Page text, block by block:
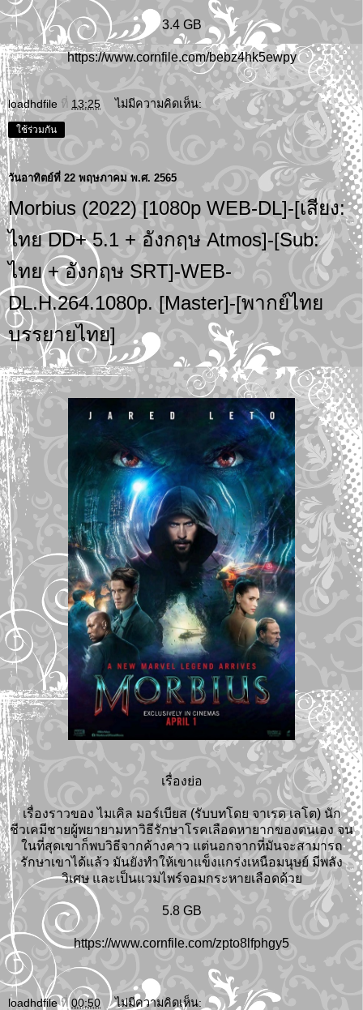
3.4 GB
https://www.cornfile.com/bebz4hk5ewpy
loadhdfile ที่ 13:25 ไม่มีความคิดเห็น:
ใช้ร่วมกัน
วันอาทิตย์ที่ 22 พฤษภาคม พ.ศ. 2565
Morbius (2022) [1080p WEB-DL]-[เสียง:
ไทย DD+ 5.1 + อังกฤษ Atmos]-[Sub:
ไทย + อังกฤษ SRT]-WEB-
DL.H.264.1080p. [Master]-[พากย์ไทย
บรรยายไทย]
เรื่องย่อ
เรื่องราวของ ไมเคิล มอร์เบียส (รับบทโดย จาเรด เลโต) นัก
ชีวเคมีชายผู้พยายามหาวิธีรักษาโรคเลือดหายากของตนเอง จน
ในที่สุดเขาก็พบวิธีจากค้างคาว แต่นอกจากที่มันจะสามารถ
รักษาเขาได้แล้ว มันยังทำให้เขาแข็งแกร่งเหนือมนุษย์ มีพลัง
วิเศษ และเป็นแวมไพร์จอมกระหายเลือดด้วย
5.8 GB
https://www.cornfile.com/zpto8lfphgy5
loadhdfile ที่00:50 ไม่มีความคิดเห็น: